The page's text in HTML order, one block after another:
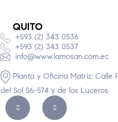
QUITO
+593 (2) 343 0536
+593 (2) 343 0537
info@www.lamosan.com.ec
Planta y Oficina Matriz: Calle
del Sol S6-574 y de los Luceros